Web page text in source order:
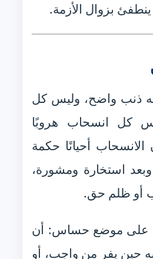
بزوال الأزمة.
ذنب واضح، وليس كل
كل انسحاب هروبًا
أحيانًا حكمة
استخارة ومشورة،
أو ظلم حق.
على موضع حساس: أن
حين يفر من واجب، أو